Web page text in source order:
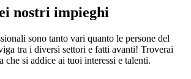
nostri impieghi
sono tanto vari quanto le persone del
tra i diversi settori e fatti avanti! Troverai
che si addice ai tuoi interessi e talenti.